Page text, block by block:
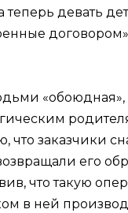
девать
«обоюдная»,
что заказчики
его
что такую
в ней